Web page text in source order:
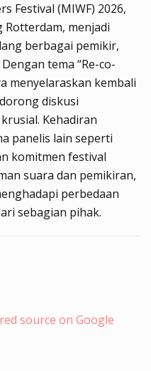
Festival (MIWF) 2026,
menjadi
berbagai pemikir,
tema “Re-co-
menyelaraskan kembali
diskusi
Kehadiran
panelis lain seperti
komitmen festival
suara dan pemikiran,
perbedaan
sebagian pihak.
source on Google